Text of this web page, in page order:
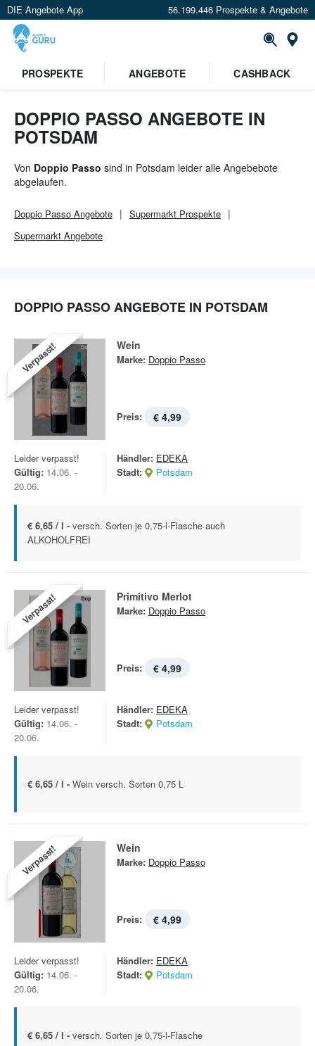
DIE Angebote App 56.199.446 Prospekte & Angebote
PROSPEKTE ANGEBOTE CASHBACK
DOPPIO PASSO ANGEBOTE IN
POTSDAM
Von Doppio Passo sind in Potsdam leider alle Angebebote
abgelaufen.
Doppio Passo Angebote Supermarkt Prospekte
Supermarkt Angebote
DOPPIO PASSO ANGEBOTE IN POTSDAM
Verpasst! Wein
Marke: Doppio Passo
Preis: € 4,99
Leider verpasst!
Gültig: 14.06. -
20.06.
Händler: EDEKA
Stadt:
Potsdam
€ 6,65 / l - versch. Sorten je 0,75-l-Flasche auch
ALKOHOLFREI
Verpasst! Primitivo Merlot
Marke: Doppio Passo
Preis: € 4,99
Leider verpasst!
Gültig: 14.06. -
20.06.
Händler: EDEKA
Stadt:
Potsdam
€ 6,65 / l - Wein versch. Sorten 0,75 L
Verpasst! Wein
Marke: Doppio Passo
Preis: € 4,99
Leider verpasst!
Gültig: 14.06. -
20.06.
Händler: EDEKA
Stadt:
Potsdam
€ 6,65 / l - versch. Sorten je 0,75-l-Flasche